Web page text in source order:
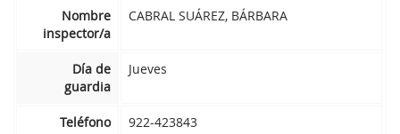
Nombre
inspector/a
CABRAL SUÁREZ, BÁRBARA
Día de
guardia
Jueves
Teléfono 922-423843